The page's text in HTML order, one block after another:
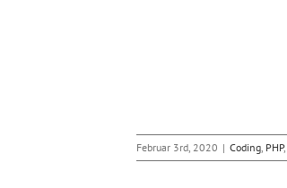
Februar 3rd, 2020 | Coding, PHP,